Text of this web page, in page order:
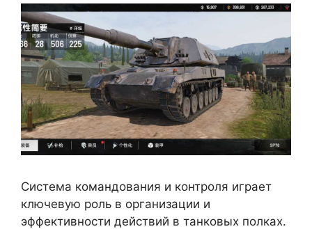
Система командования и контроля играет
ключевую роль в организации и
эффективности действий в танковых полках.